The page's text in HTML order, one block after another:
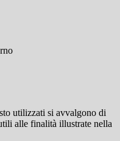
utilizzati si avvalgono di
alle finalità illustrate nella